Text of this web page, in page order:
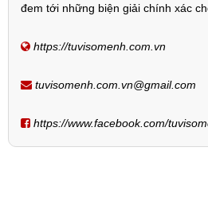
đem tới những biện giải chính xác
https://tuvisomenh.com.vn
tuvisomenh.com.vn@gmail.com
https://www.facebook.com/